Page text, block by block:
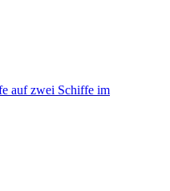
auf zwei Schiffe im